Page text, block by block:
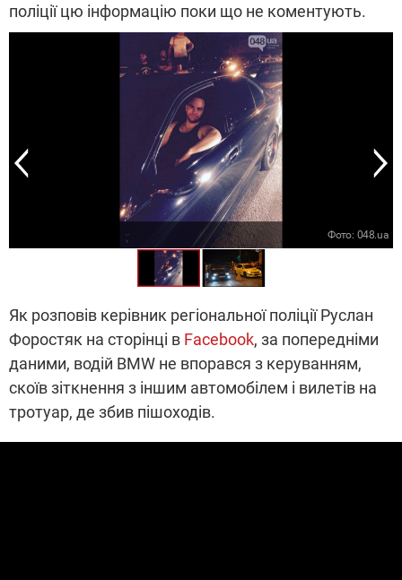
поліції цю інформацію поки що не коментують.
Фото: 048.ua
Як розповів керівник регіональної поліції Руслан
Форостяк на сторінці в Facebook, за попередніми
даними, водій BMW не впорався з керуванням,
скоїв зіткнення з іншим автомобілем і вилетів на
тротуар, де збив пішоходів.